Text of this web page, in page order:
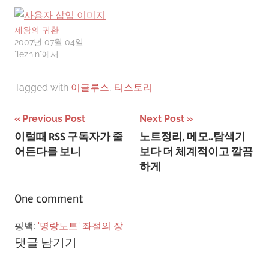
갔다 하고 있는 겁니다.내심
흡족하고 있었는데...티스토
리 플러그인 중 '로봇의 방
문횟수 제외' 라는게 있더군
잇! 하고…
뭐..HTML 수정으로 빼버
제왕의 귀환
2007년 07월 04일
"lezhin"에서
Tagged with 이글루스, 티스토리
글
탐
Previous Post
이럴때 RSS 구독자가 줄
어든다를 보니
Next Post
노트정리, 메모..탐색기
보다 더 체계적이고 깔끔
하게
One comment
핑백: '명랑노트' 좌절의 장
댓글 남기기